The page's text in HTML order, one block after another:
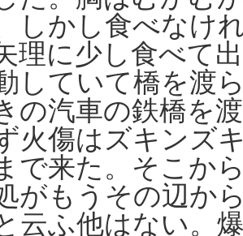
しかし食べなけ
理に少し食べて
していて橋を渡
の汽車の鉄橋を
火傷はズキンズ
で来た。そこか
がもうその辺か
云ふ他はない。